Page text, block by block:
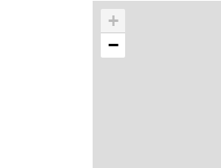
+
−